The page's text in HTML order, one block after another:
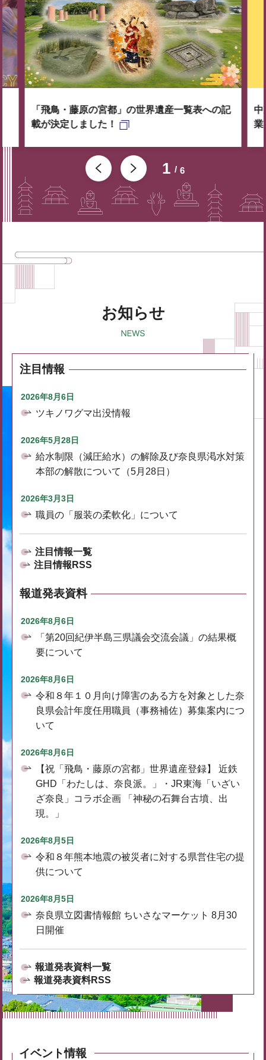
1 6
「飛鳥・藤原の宮都」の世界遺産一覧表への記
載が決定しました！
中
業
お知らせ
注目情報
2026年8月6日
ツキノワグマ出没情報
2026年5月28日
給水制限（減圧給水）の解除及び奈良県渇水対策
本部の解散について（5月28日）
2026年3月3日
職員の「服装の柔軟化」について
注目情報一覧
注目情報RSS
報道発表資料
2026年8月6日
「第20回紀伊半島三県議会交流会議」の結果概
要について
2026年8月6日
令和８年１０月向け障害のある方を対象とした奈
良県会計年度任用職員（事務補佐）募集案内につ
いて
2026年8月6日
【祝「飛鳥・藤原の宮都」世界遺産登録】 近鉄
GHD「わたしは、奈良派。」・JR東海「いざい
ざ奈良」コラボ企画 「神秘の石舞台古墳、出
現。」
2026年8月5日
令和８年熊本地震の被災者に対する県営住宅の提
供について
2026年8月5日
奈良県立図書情報館 ちいさなマーケット 8月30
日開催
報道発表資料一覧
報道発表資料RSS
イベント情報